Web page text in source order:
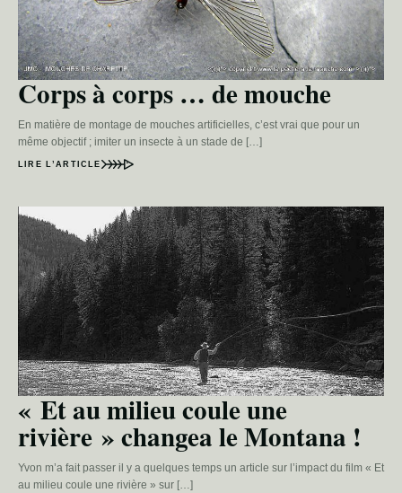
Corps à corps … de mouche
En matière de montage de mouches artificielles, c’est vrai que pour un
même objectif ; imiter un insecte à un stade de […]
LIRE L’ARTICLE
« Et au milieu coule une
rivière » changea le Montana !
Yvon m’a fait passer il y a quelques temps un article sur l’impact du film « Et
au milieu coule une rivière » sur […]